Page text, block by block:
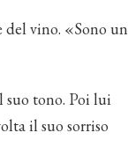
vino. «Sono un
suo tono. Poi lui
il suo sorriso